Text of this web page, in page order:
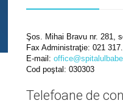
Şos. Mihai Bravu nr. 281,
Fax Administraţie: 021
E-mail:
Cod poştal: 030303
Telefoane de